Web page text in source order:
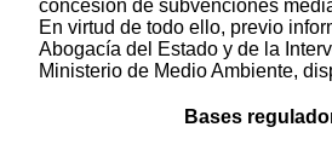
concesión de subvenciones
En virtud de todo ello, previo
Abogacía del Estado y de la
Ministerio de Medio Ambiente,
Bases